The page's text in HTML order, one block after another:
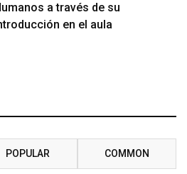
a través de su
en el aula
POPULAR COMMON